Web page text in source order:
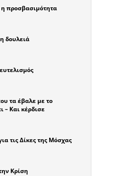
προσβασιμότητα
δουλειά
τα έβαλε με το
– Και κέρδισε
τις Δίκες της Μόσχας
Κρίση